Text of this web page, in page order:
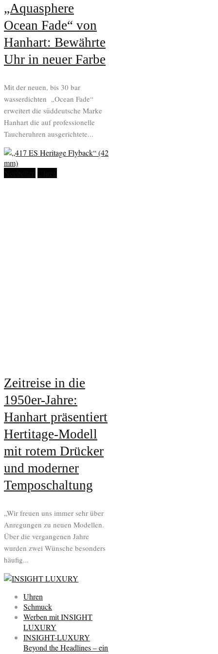
„Aquasphere
Ocean Fade“ von
Hanhart: Bewährte
Uhr in neuer Farbe
Mit der neuen, bis 30 bar
wasserdichten „Ocean Fade“
erweitert die süddeutsche Marke
Hanhart die auf professionelle
Taucheruhren ausgerichtete...
Zeitreise in die
1950er-Jahre:
Hanhart präsentiert
Hertitage-Modell
mit rotem Drücker
und moderner
Temposchaltung
„Wir freuen uns immer sehr über
Anregungen zu neuen Modellen.
Über die vergangenen Jahre
wurden zwei Wünsche besonders
häufig...
Uhren
Schmuck
Werben mit INSIGHT
LUXURY
INSIGHT-LUXURY
Beyond the Headlines – ein